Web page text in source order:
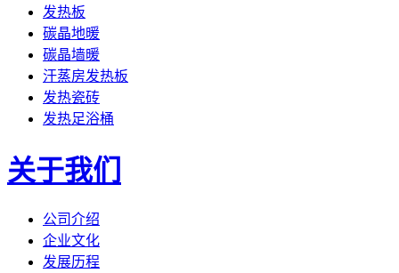
发热板
碳晶地暖
碳晶墙暖
汗蒸房发热板
发热瓷砖
发热足浴桶
关于我们
公司介绍
企业文化
发展历程